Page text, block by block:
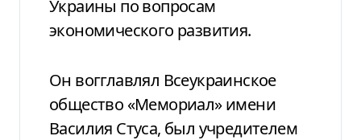
Украины по вопросам
экономического развития.
Он вогглавлял Всеукраинское
общество «Мемориал» имени
Василия Стуса, был учредителем